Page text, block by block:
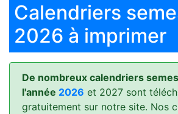
Calendriers
2026 à imprimer
De nombreux calendriers
l'année 2026 et 2027 sont
gratuitement sur notre site. Nos